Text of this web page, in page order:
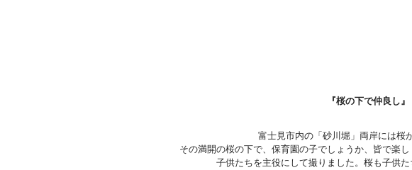
『桜の下で仲良し』
富士見市内の「砂川堀」両岸には桜
その満開の桜の下で、保育園の子でしょうか、皆で楽し
子供たちを主役にして撮りました。桜も子供